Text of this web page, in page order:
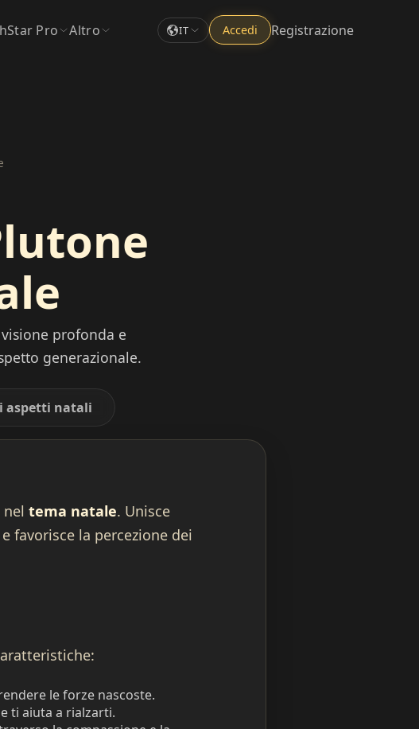
Star Pro Altro IT Accedi Registrazione
profonda e
generazionale.
aspetti natali
tema natale. Unisce
favorisce la percezione dei
le forze nascoste.
ti aiuta a rialzarti.